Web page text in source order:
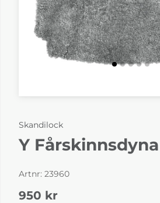
Skandilock
Y Fårskinnsdyna
Artnr: 23960
950 kr